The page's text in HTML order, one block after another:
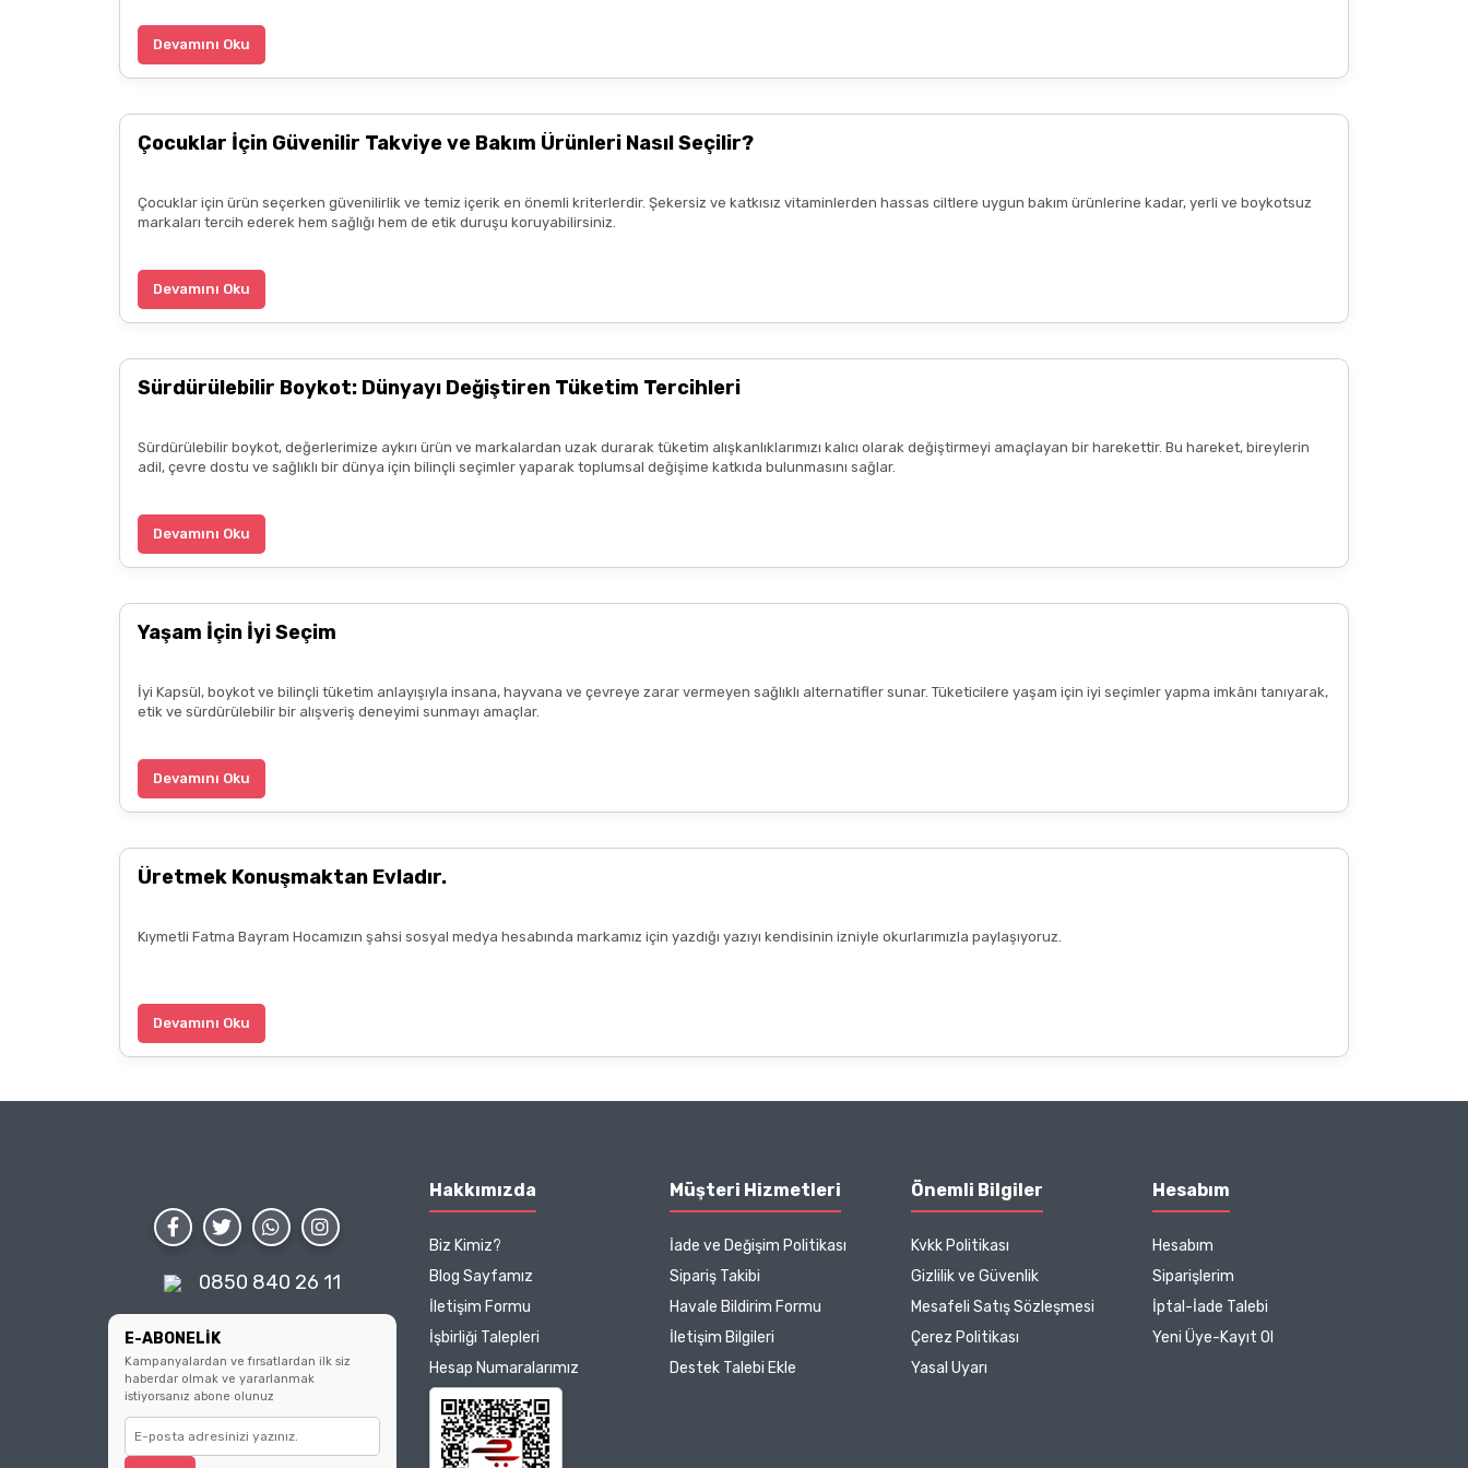
B... P... | 11/04/2025
diliyorum.
Zeynep Akgöz | 25/03/2025
teşekkür ediyorum. Herkesin emeğine sağlık :)
Zeynep Akgöz | 25/03/2025
Deneyimini Paylaş
Devamını Oku
Çocuklar İçin Güvenilir Takviye ve Bakım Ürünleri Nasıl Seçilir?
Çocuklar için ürün seçerken güvenilirlik ve temiz içerik en önemli kriterlerdir. Şekersiz ve katkısız vitaminlerden hassas ciltlere uygun bakım ürünlerine kadar, yerli ve boykotsuz
markaları tercih ederek hem sağlığı hem de etik duruşu koruyabilirsiniz.
Devamını Oku
Sürdürülebilir Boykot: Dünyayı Değiştiren Tüketim Tercihleri
Sürdürülebilir boykot, değerlerimize aykırı ürün ve markalardan uzak durarak tüketim alışkanlıklarımızı kalıcı olarak değiştirmeyi amaçlayan bir harekettir. Bu hareket, bireylerin
adil, çevre dostu ve sağlıklı bir dünya için bilinçli seçimler yaparak toplumsal değişime katkıda bulunmasını sağlar.
Devamını Oku
Yaşam İçin İyi Seçim
İyi Kapsül, boykot ve bilinçli tüketim anlayışıyla insana, hayvana ve çevreye zarar vermeyen sağlıklı alternatifler sunar. Tüketicilere yaşam için iyi seçimler yapma imkânı tanıyarak,
etik ve sürdürülebilir bir alışveriş deneyimi sunmayı amaçlar.
Devamını Oku
Üretmek Konuşmaktan Evladır.
Kıymetli Fatma Bayram Hocamızın şahsi sosyal medya hesabında markamız için yazdığı yazıyı kendisinin izniyle okurlarımızla paylaşıyoruz.
Devamını Oku
0850 840 26 11
E-ABONELİK
Kampanyalardan ve fırsatlardan ilk siz
haberdar olmak ve yararlanmak
istiyorsanız abone olunuz
Hakkımızda
Biz Kimiz?
Blog Sayfamız
İletişim Formu
İşbirliği Talepleri
Hesap Numaralarımız
Müşteri Hizmetleri
İade ve Değişim Politikası
Sipariş Takibi
Havale Bildirim Formu
İletişim Bilgileri
Destek Talebi Ekle
Önemli Bilgiler
Kvkk Politikası
Gizlilik ve Güvenlik
Mesafeli Satış Sözleşmesi
Çerez Politikası
Yasal Uyarı
Hesabım
Hesabım
Siparişlerim
İptal-İade Talebi
Yeni Üye-Kayıt Ol